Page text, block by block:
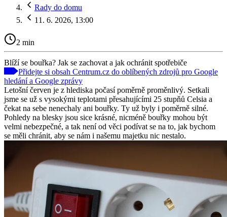
Rady do domu
11. 6. 2026, 13:00
2 min
Blíží se bouřka? Jak se zachovat a jak ochránit spotřebiče
Přidejte si obsah Centrum.cz do oblíbených zdrojů pro Google
hledání a Google zprávy
Letošní červen je z hlediska počasí poměrně proměnlivý. Setkali
jsme se už s vysokými teplotami přesahujícími 25 stupňů Celsia a
čekat na sebe nenechaly ani bouřky. Ty už byly i poměrně silné.
Pohledy na blesky jsou sice krásné, nicméně bouřky mohou být
velmi nebezpečné, a tak není od věci podívat se na to, jak bychom
se měli chránit, aby se nám i našemu majetku nic nestalo.